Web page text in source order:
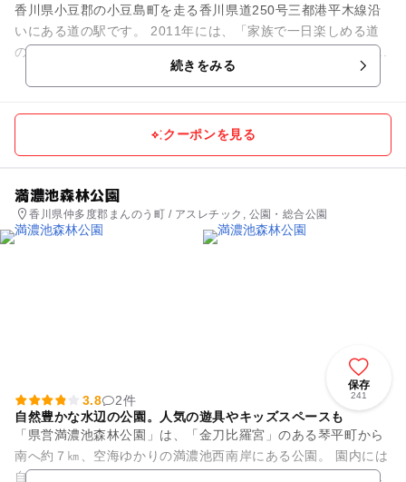
香川県小豆郡の小豆島町を走る香川県道250号三都港平木線沿
いにある道の駅です。 2011年には、「家族で一日楽しめる道
の駅」において、西日本エリア第１位に選ばれました。 広々...
続きをみる
クーポンを見る
満濃池森林公園
香川県仲多度郡まんのう町 / アスレチック, 公園・総合公園
保存
241
3.8
2件
自然豊かな水辺の公園。人気の遊具やキッズスペースも
「県営満濃池森林公園」は、「金刀比羅宮」のある琴平町から
南へ約７㎞、空海ゆかりの満濃池西南岸にある公園。 園内には
自然と親しめる遊歩道をはじめ、大きな芝生が広がる芝生広場